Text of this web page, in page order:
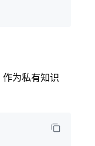
作为私有知识